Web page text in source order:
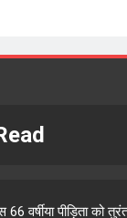
66 वर्षीया पीड़िता को